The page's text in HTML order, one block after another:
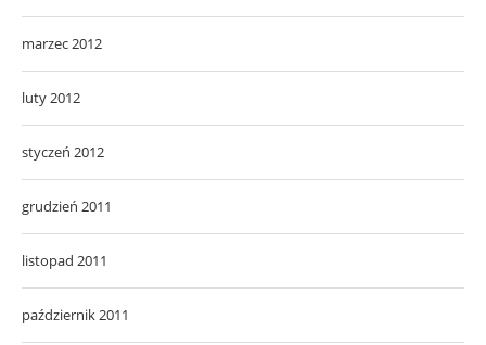
marzec 2012
luty 2012
styczeń 2012
grudzień 2011
listopad 2011
październik 2011